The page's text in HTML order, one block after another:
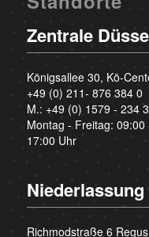
Zentrale
Königsallee 30, Kö-
+49 (0) 211- 876 384 0
M.: +49 (0) 1579 - 234
Montag - Freitag:
17:00 Uhr
Richmodstraße 6